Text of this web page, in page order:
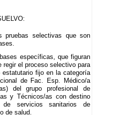
pruebas selectivas que son
específicas, que figuran
regir el proceso selectivo para
estatutario fijo en la categoría
de Fac. Esp. Médico/a
del grupo profesional de
y Técnicos/as con destino
de servicios sanitarios de
de salud.